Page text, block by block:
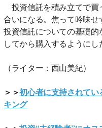
投資信託を積み立てで買
合いになる。焦って吟味
投資信託についての基礎
してから購入するようにし
（ライター：西山美紀）
＞＞初心者に支持されて
キング